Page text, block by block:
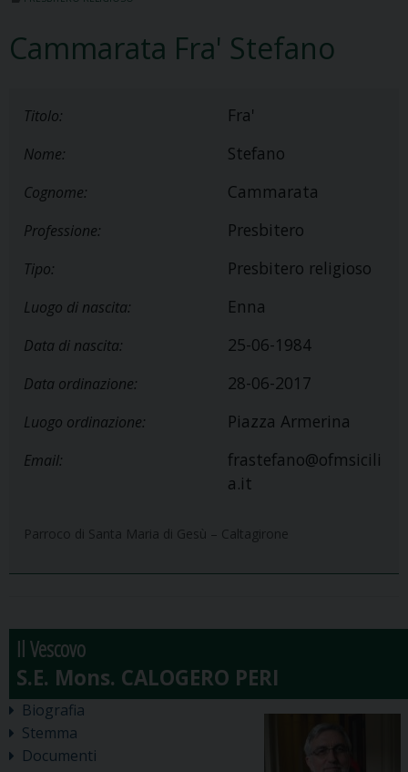
Cammarata Fra' Stefano
Titolo: Fra'
Nome: Stefano
Cognome: Cammarata
Professione: Presbitero
Tipo: Presbitero religioso
Luogo di nascita: Enna
Data di nascita: 25-06-1984
Data ordinazione: 28-06-2017
Luogo ordinazione: Piazza Armerina
Email:
frastefano@ofmsicili
a.it
Parroco di Santa Maria di Gesù – Caltagirone
Il Vescovo
Biografia
Stemma
Documenti